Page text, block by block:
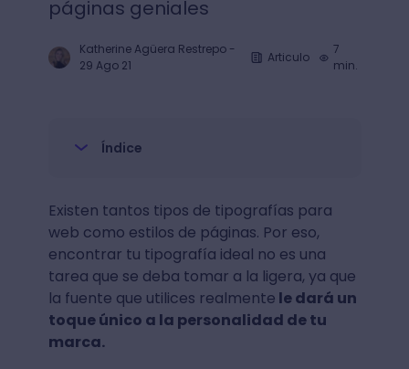
páginas geniales
Katherine Agüera Restrepo-
29 Ago 21
Articulo
7
min.
Índice
Existen tantos tipos de tipografías para
web como estilos de páginas. Por eso,
encontrar tu tipografía ideal no es una
tarea que se deba tomar a la ligera, ya que
la fuente que utilices realmente le dará un
toque único a la personalidad de tu
marca.